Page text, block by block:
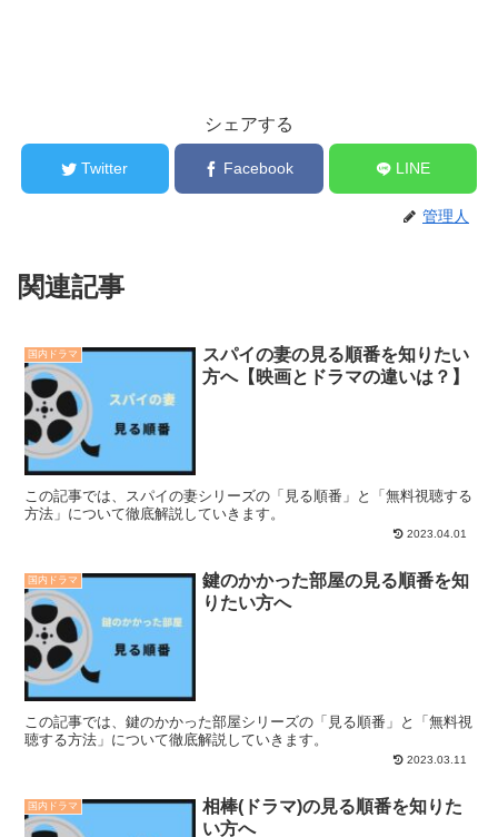
シェアする
Twitter Facebook LINE
管理人
関連記事
国内ドラマ
スパイの妻の見る順番を知りたい
方へ【映画とドラマの違いは？】
この記事では、スパイの妻シリーズの「見る順番」と「無料視聴する
方法」について徹底解説していきます。
2023.04.01
国内ドラマ
鍵のかかった部屋の見る順番を知
りたい方へ
この記事では、鍵のかかった部屋シリーズの「見る順番」と「無料視
聴する方法」について徹底解説していきます。
2023.03.11
国内ドラマ
相棒(ドラマ)の見る順番を知りた
い方へ